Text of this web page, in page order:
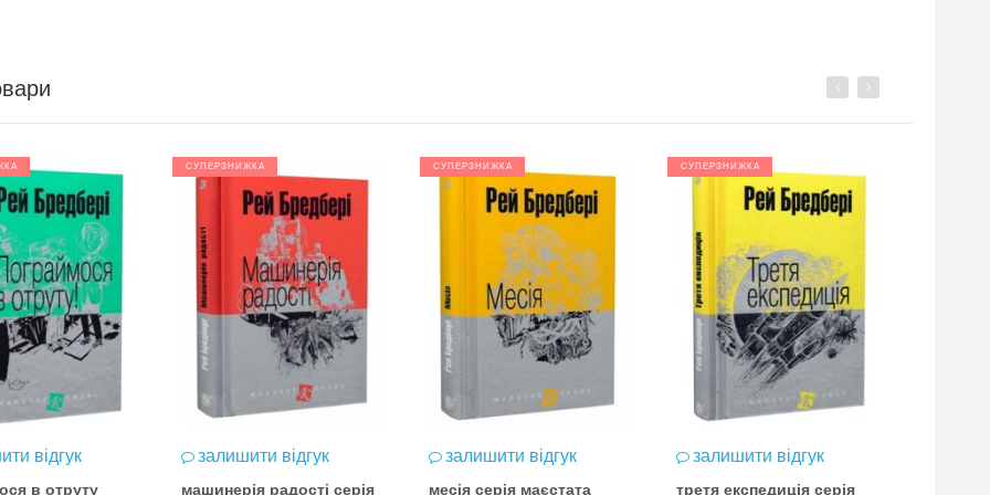
Previous
відгук
в отруту
СУПЕРЗНИЖКА
залишити відгук
машинерія радості серія
СУПЕРЗНИЖКА
залишити відгук
месія серія маєстата
СУПЕРЗНИЖКА
залишити відгук
третя експедиція серія
Next